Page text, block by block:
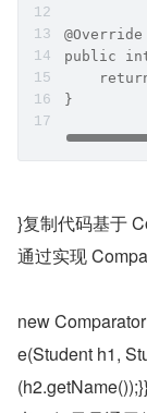
@Override
public int
}
}复制代码基于
通过实现
new
e(Student h1,